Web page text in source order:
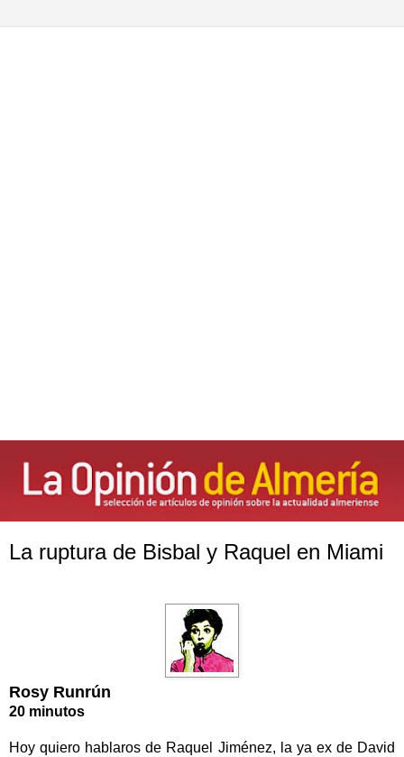
La ruptura de Bisbal y Raquel en Miami
Rosy Runrún
20 minutos
Hoy quiero hablaros de Raquel Jiménez, la ya ex de David